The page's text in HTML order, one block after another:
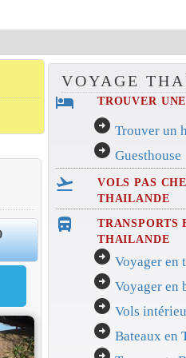
VOYAGE
hotel TROUVER
arrow_circle_right Trouver un
arrow_circle_right Guesthouse
flight_takeoff
VOLS PAS
THAILANDE
directions_bus_filled
TRANSPORTS
THAILANDE
arrow_circle_right Voyager en
arrow_circle_right Voyager en
arrow_circle_right Vols
arrow_circle_right Bateaux en